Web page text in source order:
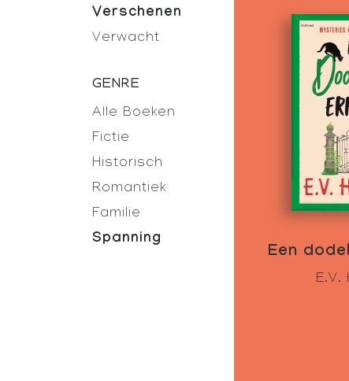
Verschenen
Verwacht
GENRE
Alle Boeken
Fictie
Historisch
Romantiek
Familie
Spanning
Een
E.V.